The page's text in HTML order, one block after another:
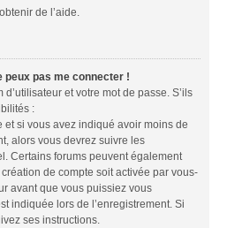
de l’aide.
peux pas me connecter !
et votre mot de passe. S’ils
:
et si vous avez indiqué avoir moins de
alors vous devrez suivre les
Certains forums peuvent également
de compte soit activée par vous-
avant que vous puissiez vous
indiquée lors de l’enregistrement. Si
ses instructions.